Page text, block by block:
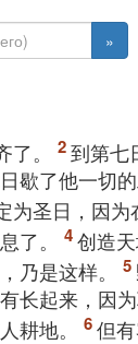
»
。
到第七
歇了他一切的
为圣日，因
了。
创造
乃是这样。
长起来，因
耕地。
但